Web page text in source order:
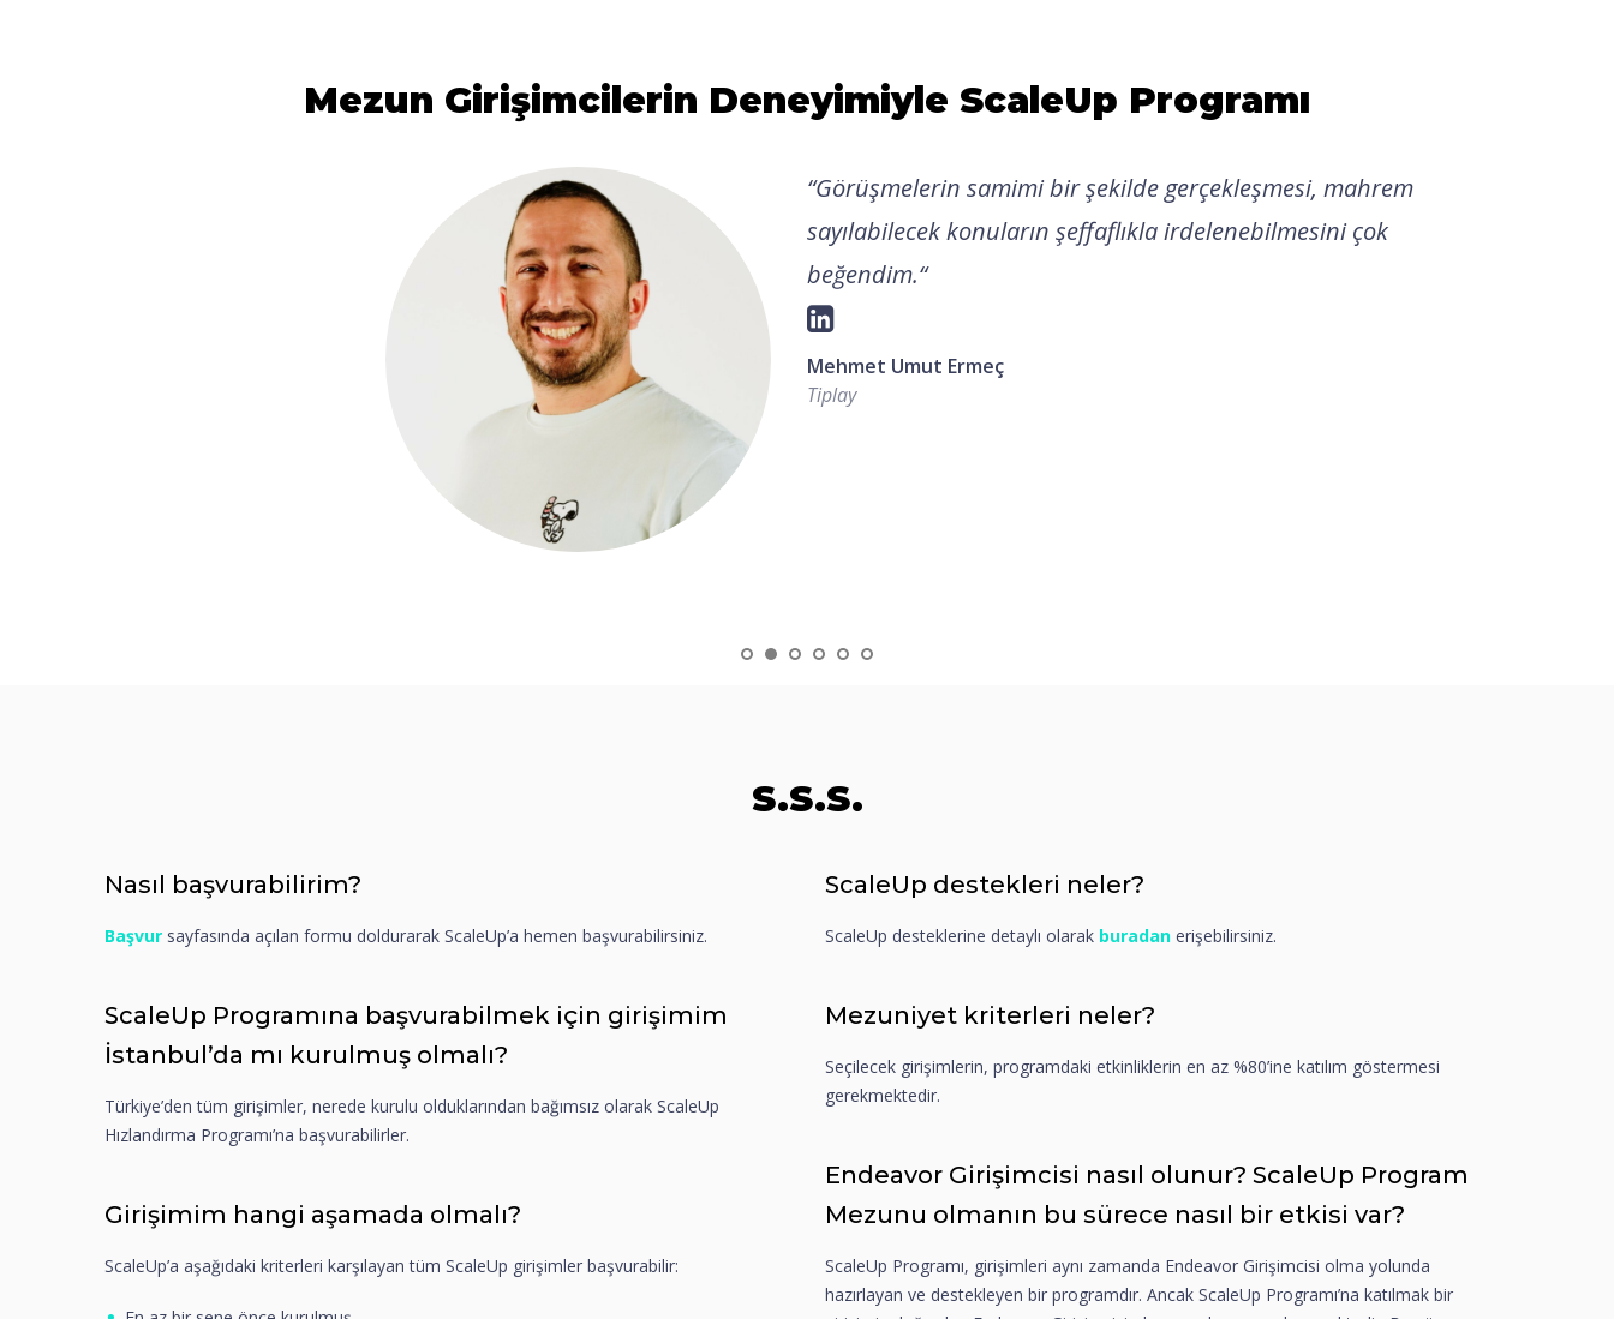
Mezun Girişimcilerin Deneyimiyle ScaleUp Programı
“Görüşmelerin samimi bir şekilde gerçekleşmesi, mahrem
sayılabilecek konuların şeffaflıkla irdelenebilmesini çok
beğendim.“
Mehmet Umut Ermeç
Tiplay
S.S.S.
Nasıl başvurabilirim?
Başvur sayfasında açılan formu doldurarak ScaleUp’a hemen başvurabilirsiniz.
ScaleUp Programına başvurabilmek için girişimim
İstanbul’da mı kurulmuş olmalı?
Türkiye’den tüm girişimler, nerede kurulu olduklarından bağımsız olarak ScaleUp
Hızlandırma Programı’na başvurabilirler.
Girişimim hangi aşamada olmalı?
ScaleUp’a aşağıdaki kriterleri karşılayan tüm ScaleUp girişimler başvurabilir:
ScaleUp destekleri neler?
ScaleUp desteklerine detaylı olarak buradan erişebilirsiniz.
Mezuniyet kriterleri neler?
Seçilecek girişimlerin, programdaki etkinliklerin en az %80’ine katılım göstermesi
gerekmektedir.
Endeavor Girişimcisi nasıl olunur? ScaleUp Program
Mezunu olmanın bu sürece nasıl bir etkisi var?
ScaleUp Programı, girişimleri aynı zamanda Endeavor Girişimcisi olma yolunda
hazırlayan ve destekleyen bir programdır. Ancak ScaleUp Programı’na katılmak bir